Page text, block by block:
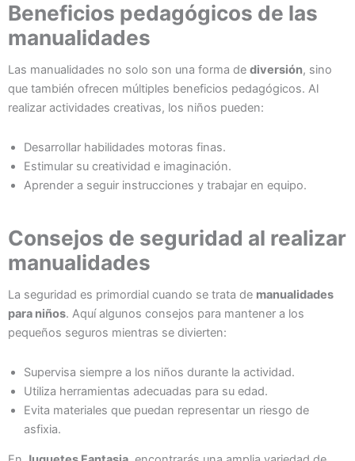
Beneficios pedagógicos de las
manualidades
Las manualidades no solo son una forma de diversión, sino
que también ofrecen múltiples beneficios pedagógicos. Al
realizar actividades creativas, los niños pueden:
Desarrollar habilidades motoras finas.
Estimular su creatividad e imaginación.
Aprender a seguir instrucciones y trabajar en equipo.
Consejos de seguridad al realizar
manualidades
La seguridad es primordial cuando se trata de manualidades
para niños. Aquí algunos consejos para mantener a los
pequeños seguros mientras se divierten:
Supervisa siempre a los niños durante la actividad.
Utiliza herramientas adecuadas para su edad.
Evita materiales que puedan representar un riesgo de
asfixia.